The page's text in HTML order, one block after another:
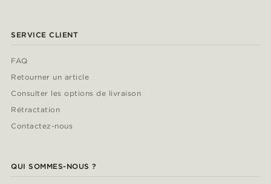
SERVICE CLIENT
FAQ
Retourner un article
Consulter les options de livraison
Rétractation
Contactez-nous
QUI SOMMES-NOUS ?